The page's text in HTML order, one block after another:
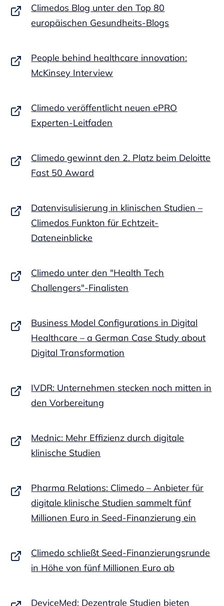
Climedos Blog unter den Top 80
europäischen Gesundheits-Blogs
People behind healthcare innovation:
McKinsey Interview
Climedo veröffentlicht neuen ePRO
Experten-Leitfaden
Climedo gewinnt den 2. Platz beim Deloitte
Fast 50 Award
Datenvisulisierung in klinischen Studien –
Climedos Funkton für Echtzeit-
Dateneinblicke
Climedo unter den "Health Tech
Challengers"-Finalisten
Business Model Configurations in Digital
Healthcare – a German Case Study about
Digital Transformation
IVDR: Unternehmen stecken noch mitten in
den Vorbereitung
Mednic: Mehr Effizienz durch digitale
klinische Studien
Pharma Relations: Climedo – Anbieter für
digitale klinische Studien sammelt fünf
Millionen Euro in Seed-Finanzierung ein
Climedo schließt Seed-Finanzierungsrunde
in Höhe von fünf Millionen Euro ab
DeviceMed: Dezentrale Studien bieten